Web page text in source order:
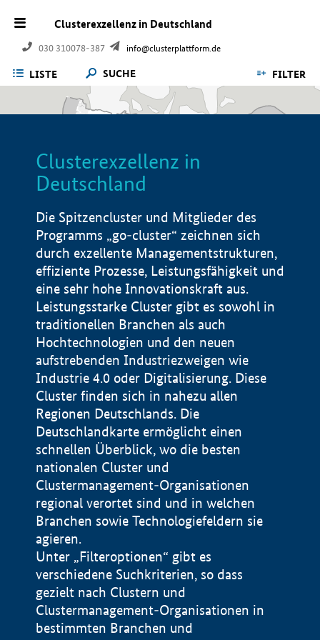
Clusterexzellenz in Deutschland
030 310078-387 info@clusterplattform.de
LISTE SUCHE FILTER
Clusterexzellenz in
Deutschland
Die Spitzencluster und Mitglieder des
Programms „go-cluster“ zeichnen sich
durch exzellente Managementstrukturen,
effiziente Prozesse, Leistungsfähigkeit und
eine sehr hohe Innovationskraft aus.
Leistungsstarke Cluster gibt es sowohl in
traditionellen Branchen als auch
Hochtechnologien und den neuen
aufstrebenden Industriezweigen wie
Industrie 4.0 oder Digitalisierung. Diese
Cluster finden sich in nahezu allen
Regionen Deutschlands. Die
Deutschlandkarte ermöglicht einen
schnellen Überblick, wo die besten
nationalen Cluster und
Clustermanagement-Organisationen
regional verortet sind und in welchen
Branchen sowie Technologiefeldern sie
agieren.
Unter „Filteroptionen“ gibt es
verschiedene Suchkriterien, so dass
gezielt nach Clustern und
Clustermanagement-Organisationen in
bestimmten Branchen und
Impressum
Datenschutzerklärung
BMWE, 2026 ©
100 km © Geobasis-DE / BKG 2015